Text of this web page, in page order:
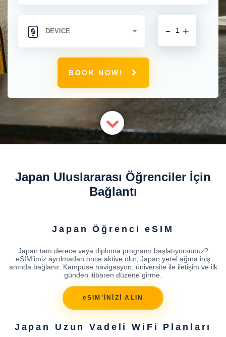
+
-
BOOK NOW!
Japan Uluslararası Öğrenciler İçin
Bağlantı
Japan Öğrenci eSIM
Japan tam derece veya diploma programı başlatıyorsunuz?
eSIM'imiz ayrılmadan önce aktive olur, Japan yerel ağına iniş
anında bağlanır. Kampüse navigasyon, üniversite ile iletişim ve ilk
günden itibaren düzene girme.
eSIM'İNİZİ ALIN
Japan Uzun Vadeli WiFi Planları